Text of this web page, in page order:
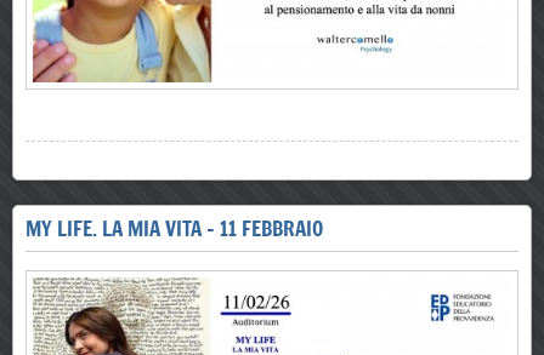
MY LIFE. LA MIA VITA - 11 FEBBRAIO